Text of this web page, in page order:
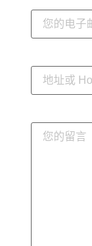
号
（必
电
邮
地
或
Forward
您